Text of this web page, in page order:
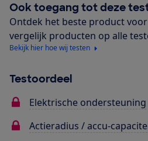
Ook toegang tot deze
Ontdek het beste product
vergelijk producten op alle
Bekijk hier hoe wij testen
Testoordeel
Elektrische ondersteuning
Actieradius / accu-